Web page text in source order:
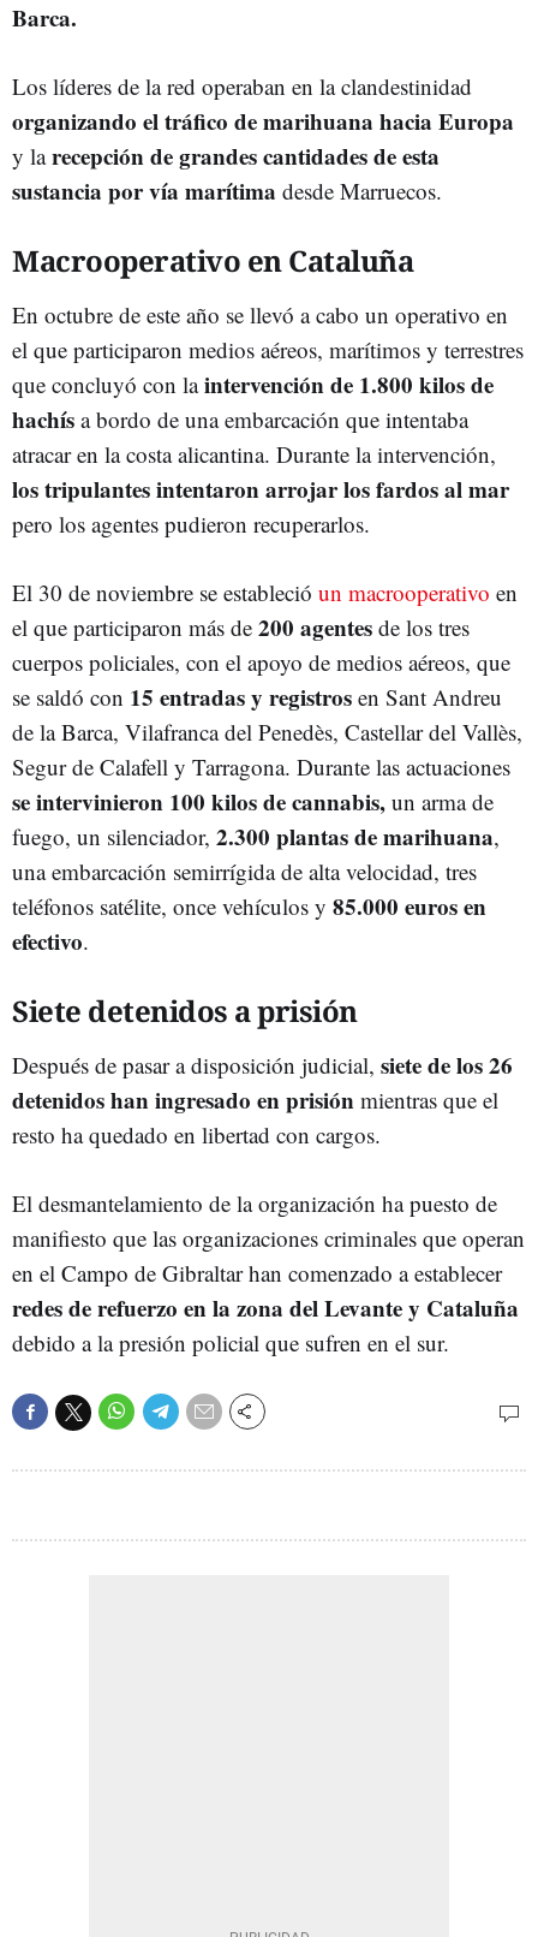
Barca.
Los líderes de la red operaban en la clandestinidad
organizando el tráfico de marihuana hacia Europa
y larecepción de grandes cantidades de esta
sustancia por vía marítima desde Marruecos.
Macrooperativo en Cataluña
En octubre de este año se llevó a cabo un operativo en
el que participaron medios aéreos, marítimos y terrestres
que concluyó con laintervención de 1.800 kilos de
hachís a bordo de una embarcación que intentaba
atracar en la costa alicantina. Durante la intervención,
los tripulantes intentaron arrojar los fardos al mar
pero los agentes pudieron recuperarlos.
El 30 de noviembre se estableció un macrooperativo en
el que participaron más de 200 agentes de los tres
cuerpos policiales, con el apoyo de medios aéreos, que
se saldó con 15 entradas y registros en Sant Andreu
de la Barca, Vilafranca del Penedès, Castellar del Vallès,
Segur de Calafell y Tarragona. Durante las actuaciones
se intervinieron 100 kilos de cannabis, un arma de
fuego, un silenciador, 2.300 plantas de marihuana,
una embarcación semirrígida de alta velocidad, tres
teléfonos satélite, once vehículos y 85.000 euros en
efectivo.
Siete detenidos a prisión
Después de pasar a disposición judicial, siete de los 26
detenidos han ingresado en prisión mientras que el
resto ha quedado en libertad con cargos.
El desmantelamiento de la organización ha puesto de
manifiesto que las organizaciones criminales que operan
en el Campo de Gibraltar han comenzado a establecer
redes de refuerzo en la zona del Levante y Cataluña
debido a la presión policial que sufren en el sur.